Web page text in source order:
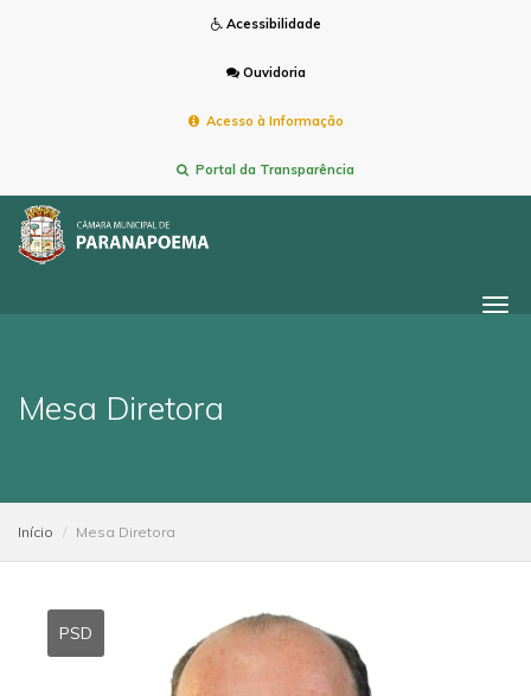
Acessibilidade
Ouvidoria
Acesso à Informação
Portal da Transparência
Mesa Diretora
Início Mesa Diretora
PSD